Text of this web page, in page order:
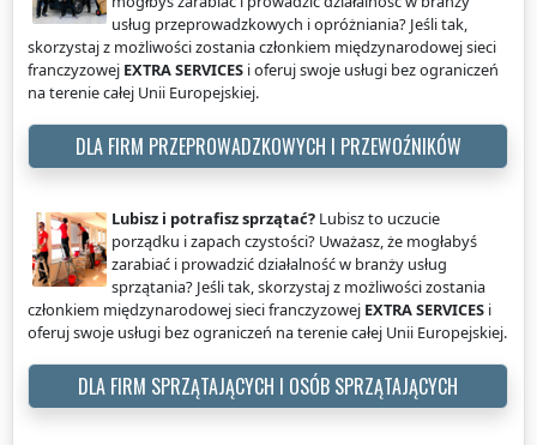
usług przeprowadzkowych i opróżniania? Jeśli tak,
skorzystaj z możliwości zostania członkiem międzynarodowej sieci
franczyzowej EXTRA SERVICES i oferuj swoje usługi bez ograniczeń
na terenie całej Unii Europejskiej.
DLA FIRM PRZEPROWADZKOWYCH I PRZEWOŹNIKÓW
Lubisz i potrafisz sprzątać? Lubisz to uczucie
porządku i zapach czystości? Uważasz, że mogłabyś
zarabiać i prowadzić działalność w branży usług
sprzątania? Jeśli tak, skorzystaj z możliwości zostania
członkiem międzynarodowej sieci franczyzowej EXTRA SERVICES i
oferuj swoje usługi bez ograniczeń na terenie całej Unii Europejskiej.
DLA FIRM SPRZĄTAJĄCYCH I OSÓB SPRZĄTAJĄCYCH